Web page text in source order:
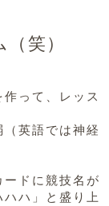
笑）
って、レッス
英語では神経
ドに競技名が
ハ」と盛り上